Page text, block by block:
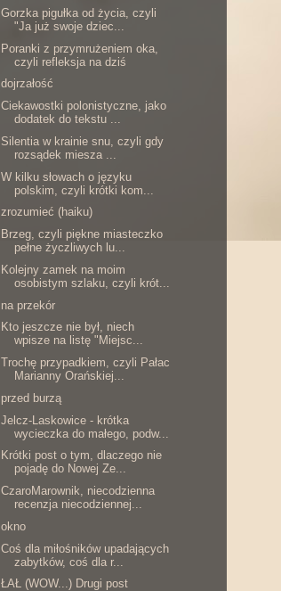
Gorzka pigułka od życia, czyli
"Ja już swoje dziec...
Poranki z przymrużeniem oka,
czyli refleksja na dziś
dojrzałość
Ciekawostki polonistyczne, jako
dodatek do tekstu ...
Silentia w krainie snu, czyli gdy
rozsądek miesza ...
W kilku słowach o języku
polskim, czyli krótki kom...
zrozumieć (haiku)
Brzeg, czyli piękne miasteczko
pełne życzliwych lu...
Kolejny zamek na moim
osobistym szlaku, czyli krót...
na przekór
Kto jeszcze nie był, niech
wpisze na listę "Miejsc...
Trochę przypadkiem, czyli Pałac
Marianny Orańskiej...
przed burzą
Jelcz-Laskowice - krótka
wycieczka do małego, podw...
Krótki post o tym, dlaczego nie
pojadę do Nowej Ze...
CzaroMarownik, niecodzienna
recenzja niecodziennej...
okno
Coś dla miłośników upadających
zabytków, coś dla r...
ŁAŁ (WOW...) Drugi post